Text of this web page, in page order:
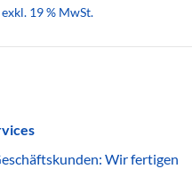
exkl. 19 % MwSt.
Wir fertigen